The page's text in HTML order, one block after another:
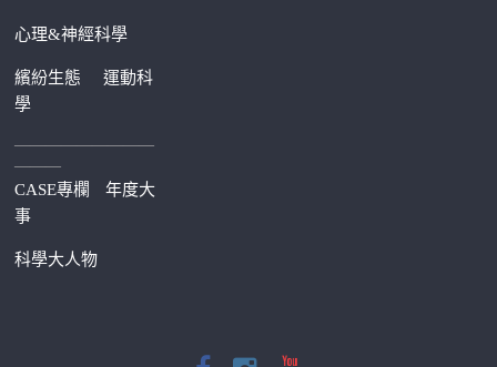
心理&神經科學
繽紛生態運動科
學
—————————
———
CASE專欄
年度大
事
科學大人物